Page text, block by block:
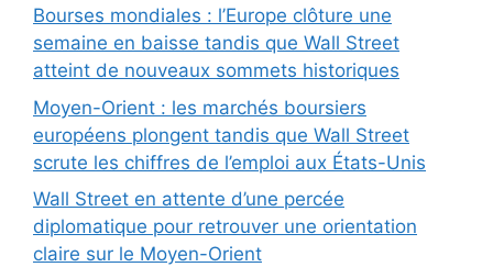
Bourses mondiales : l’Europe clôture une
semaine en baisse tandis que Wall Street
atteint de nouveaux sommets historiques
Moyen-Orient : les marchés boursiers
européens plongent tandis que Wall Street
scrute les chiffres de l’emploi aux États-Unis
Wall Street en attente d’une percée
diplomatique pour retrouver une orientation
claire sur le Moyen-Orient